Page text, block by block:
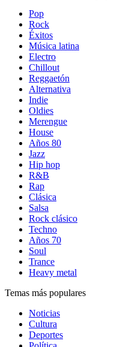
Pop
Rock
Éxitos
Música latina
Electro
Chillout
Reggaetón
Alternativa
Indie
Oldies
Merengue
House
Años 80
Jazz
Hip hop
R&B
Rap
Clásica
Salsa
Rock clásico
Techno
Años 70
Soul
Trance
Heavy metal
Temas más populares
Noticias
Cultura
Deportes